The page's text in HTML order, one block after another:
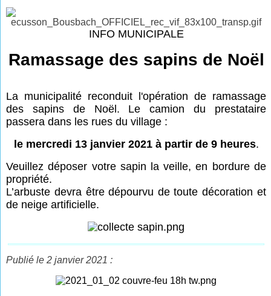
INFO MUNICIPALE
Ramassage des sapins de Noël
La municipalité reconduit l'opération de ramassage
des sapins de Noël. Le camion du prestataire
passera dans les rues du village :
le mercredi 13 janvier 2021 à partir de 9 heures.
Veuillez déposer votre sapin la veille, en bordure de
propriété.
L’arbuste devra être dépourvu de toute décoration et
de neige artificielle.
Publié le 2 janvier 2021 :